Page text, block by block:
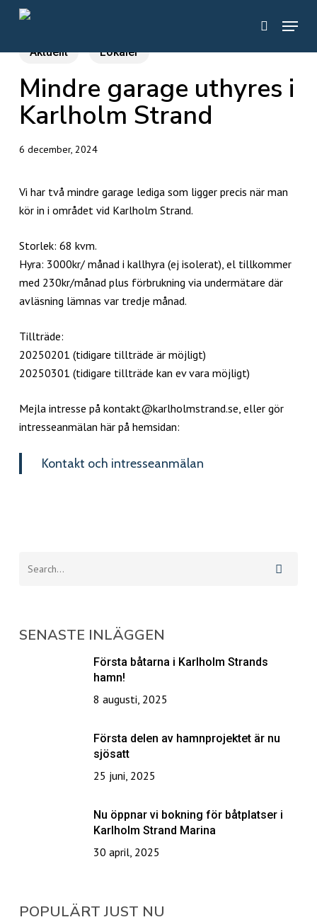
search
Menu
Aktuellt Lokaler
Mindre garage uthyres i
Karlholm Strand
6 december, 2024
Vi har två mindre garage lediga som ligger precis när man
kör in i området vid Karlholm Strand.
Storlek: 68 kvm.
Hyra: 3000kr/ månad i kallhyra (ej isolerat), el tillkommer
med 230kr/månad plus förbrukning via undermätare där
avläsning lämnas var tredje månad.
Tillträde:
20250201 (tidigare tillträde är möjligt)
20250301 (tidigare tillträde kan ev vara möjligt)
Mejla intresse på kontakt@karlholmstrand.se, eller gör
intresseanmälan här på hemsidan:
Kontakt och intresseanmälan
SENASTE INLÄGGEN
Första båtarna i Karlholm Strands
hamn!
8 augusti, 2025
Första delen av hamnprojektet är nu
sjösatt
25 juni, 2025
Nu öppnar vi bokning för båtplatser i
Karlholm Strand Marina
30 april, 2025
POPULÄRT JUST NU